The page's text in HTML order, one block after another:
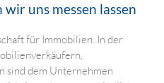
uns messen lassen
für Immobilien. In der
sind dem Unternehmen